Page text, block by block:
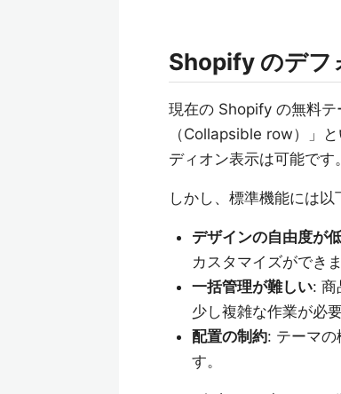
Shopify のデフ
現在の Shopify の無料
（Collapsible row）」
ディオン表示は可能です。
しかし、標準機能には以
デザインの自由度が
カスタマイズができま
一括管理が難しい: 商
少し複雑な作業が必
配置の制約: テーマの
す。